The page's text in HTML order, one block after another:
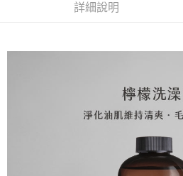
３．未成年的使用者請事先徵得法定代理人
４．使用「AFTEE先享後付」時，將依據
５．嚴禁一人註冊多個帳號或使用他人資訊
恩沛科技股份有限公司將有權停止該用戶之
詳細說明